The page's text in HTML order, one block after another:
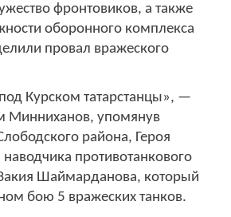
фронтовиков, а также
оборонного комплекса
провал вражеского
Курском татарстанцы», —
Минниханов, упомянув
района, Героя
противотанкового
Шаймарданова, который
бою 5 вражеских танков.